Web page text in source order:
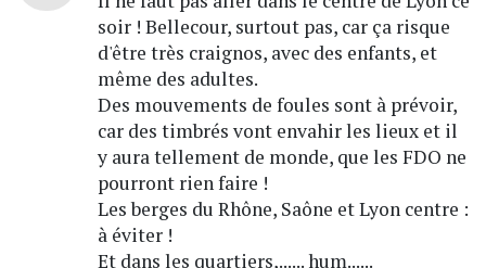
soir ! Bellecour, surtout pas, car ça risque
d'être très craignos, avec des enfants, et
même des adultes.
Des mouvements de foules sont à prévoir,
car des timbrés vont envahir les lieux et il
y aura tellement de monde, que les FDO ne
pourront rien faire !
Les berges du Rhône, Saône et Lyon centre :
à éviter !
Et dans les quartiers,...... hum......